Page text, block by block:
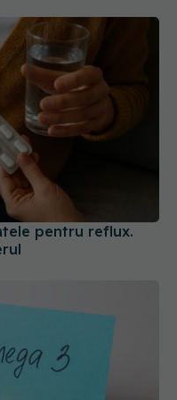
pentru reflux.